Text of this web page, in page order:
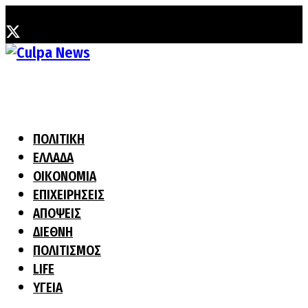
ΠΟΛΙΤΙΚΗ
ΕΛΛΑΔΑ
ΟΙΚΟΝΟΜΙΑ
ΕΠΙΧΕΙΡΗΣΕΙΣ
ΑΠΟΨΕΙΣ
ΔΙΕΘΝΗ
ΠΟΛΙΤΙΣΜΟΣ
LIFE
ΥΓΕΙΑ